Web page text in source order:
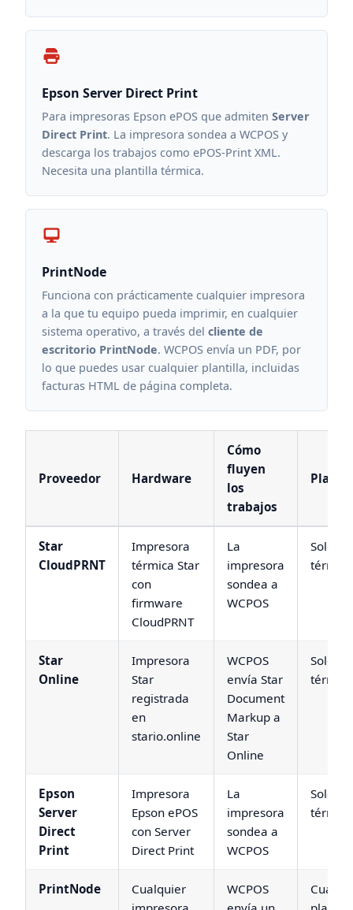
Epson Server Direct Print
Para impresoras Epson ePOS que admiten Server
Direct Print. La impresora sondea a WCPOS y
descarga los trabajos como ePOS-Print XML.
Necesita una plantilla térmica.
PrintNode
Funciona con prácticamente cualquier impresora
a la que tu equipo pueda imprimir, en cualquier
sistema operativo, a través del cliente de
escritorio PrintNode. WCPOS envía un PDF, por
lo que puedes usar cualquier plantilla, incluidas
facturas HTML de página completa.
Proveedor Hardware
Cómo
fluyen
los
trabajos
Star
CloudPRNT
Impresora
térmica Star
con
firmware
CloudPRNT
La
impresora
sondea a
WCPOS
Solo
térmica
Star
Online
Impresora
Star
registrada
en
stario.online
WCPOS
envía Star
Document
Markup a
Star
Online
Solo
térmica
Epson
Server
Direct
Print
Impresora
Epson ePOS
con Server
Direct Print
La
impresora
sondea a
WCPOS
Solo
térmica
PrintNode
Cualquier
WCPOS